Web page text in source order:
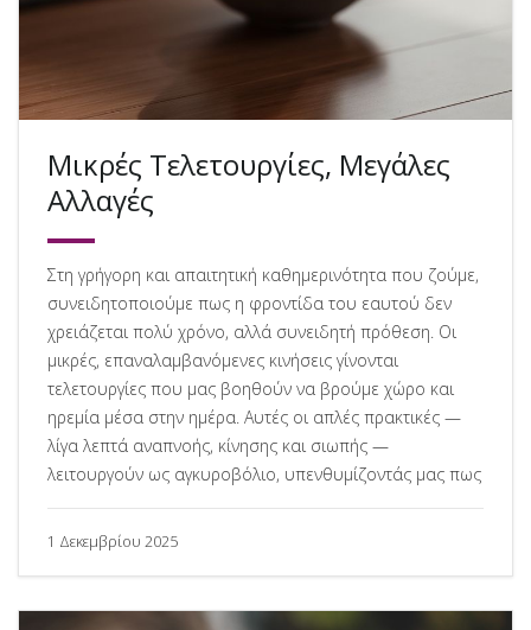
Μικρές Τελετουργίες, Μεγάλες
Αλλαγές
Στη γρήγορη και απαιτητική καθημερινότητα που ζούμε,
συνειδητοποιούμε πως η φροντίδα του εαυτού δεν
χρειάζεται πολύ χρόνο, αλλά συνειδητή πρόθεση. Οι
μικρές, επαναλαμβανόμενες κινήσεις γίνονται
τελετουργίες που μας βοηθούν να βρούμε χώρο και
ηρεμία μέσα στην ημέρα. Αυτές οι απλές πρακτικές —
λίγα λεπτά αναπνοής, κίνησης και σιωπής —
λειτουργούν ως αγκυροβόλιο, υπενθυμίζοντάς μας πως
1 Δεκεμβρίου 2025